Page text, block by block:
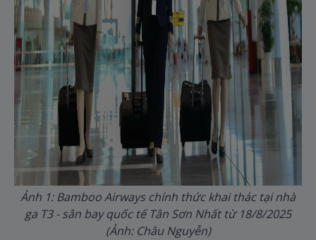
Ảnh 1: Bamboo Airways chính thức khai thác tại nhà
ga T3 - sân bay quốc tế Tân Sơn Nhất từ 18/8/2025
(Ảnh: Châu Nguyễn)